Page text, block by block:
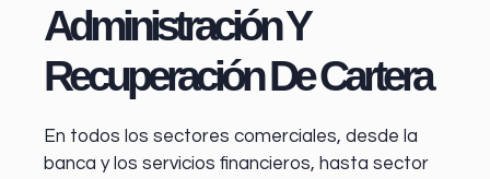
Administración Y
Recuperación De Cartera
En todos los sectores comerciales, desde la
banca y los servicios financieros, hasta sector